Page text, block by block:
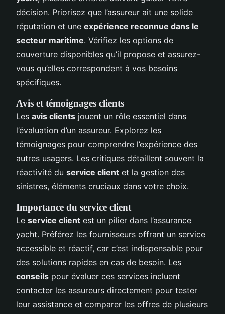
décision. Priorisez que l’assureur ait une solide
réputation et une expérience reconnue dans le
secteur maritime. Vérifiez les options de
couverture disponibles qu’il propose et assurez-
vous qu’elles correspondent à vos besoins
spécifiques.
Avis et témoignages clients
Les avis clients jouent un rôle essentiel dans
l’évaluation d’un assureur. Explorez les
témoignages pour comprendre l’expérience des
autres usagers. Les critiques détaillent souvent la
réactivité du service client et la gestion des
sinistres, éléments cruciaux dans votre choix.
Importance du service client
Le service client est un pilier dans l’assurance
yacht. Préférez les fournisseurs offrant un service
accessible et réactif, car c’est indispensable pour
des solutions rapides en cas de besoin. Les
conseils pour évaluer ces services incluent
contacter les assureurs directement pour tester
leur assistance et comparer les offres de plusieurs